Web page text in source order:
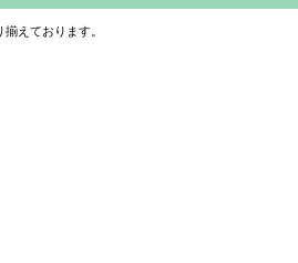
えております。